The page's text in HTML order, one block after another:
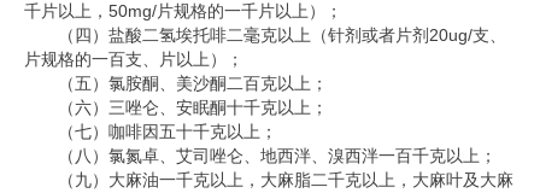
千片以上， 50mg/片规格的一千片以上）；
（四）盐酸二氢埃托啡二毫克以上（针剂或者片剂 20ug/支、
片规格的一百支、片以上）；
（五）氯胺酮、美沙酮二百克以上；
（六）三唑仑、安眠酮十千克以上；
（七）咖啡因五十千克以上；
（八）氯氮卓、艾司唑仑、地西泮、溴西泮一百千克以上；
（九）大麻油一千克以上，大麻脂二千克以上，大麻叶及大麻